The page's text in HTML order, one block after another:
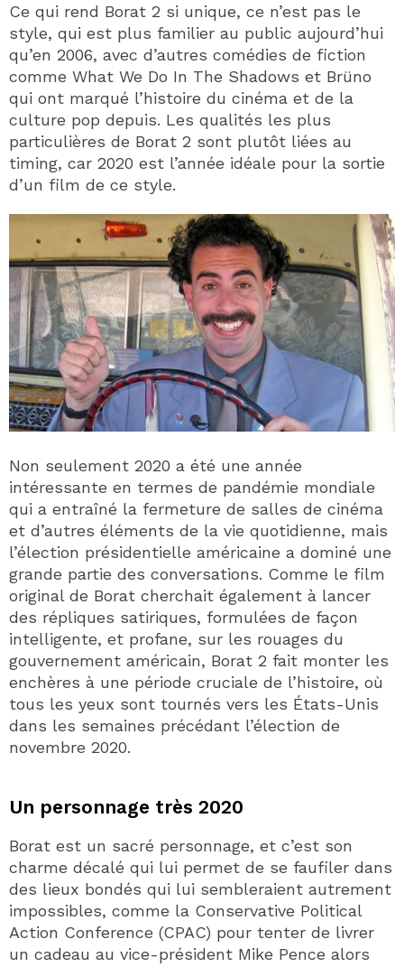
Ce qui rend Borat 2 si unique, ce n’est pas le
style, qui est plus familier au public aujourd’hui
qu’en 2006, avec d’autres comédies de fiction
comme What We Do In The Shadows et Brüno
qui ont marqué l’histoire du cinéma et de la
culture pop depuis. Les qualités les plus
particulières de Borat 2 sont plutôt liées au
timing, car 2020 est l’année idéale pour la sortie
d’un film de ce style.
Non seulement 2020 a été une année
intéressante en termes de pandémie mondiale
qui a entraîné la fermeture de salles de cinéma
et d’autres éléments de la vie quotidienne, mais
l’élection présidentielle américaine a dominé une
grande partie des conversations. Comme le film
original de Borat cherchait également à lancer
des répliques satiriques, formulées de façon
intelligente, et profane, sur les rouages du
gouvernement américain, Borat 2 fait monter les
enchères à une période cruciale de l’histoire, où
tous les yeux sont tournés vers les États-Unis
dans les semaines précédant l’élection de
novembre 2020.
Un personnage très 2020
Borat est un sacré personnage, et c’est son
charme décalé qui lui permet de se faufiler dans
des lieux bondés qui lui sembleraient autrement
impossibles, comme la Conservative Political
Action Conference (CPAC) pour tenter de livrer
un cadeau au vice-président Mike Pence alors